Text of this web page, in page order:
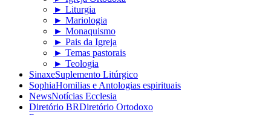
► Liturgia
► Mariologia
► Monaquismo
► Pais da Igreja
► Temas pastorais
► Teologia
SinaxeSuplemento Litúrgico
SophiaHomilias e Antologias espirituais
NewsNotícias Ecclesia
Diretório BRDiretório Ortodoxo